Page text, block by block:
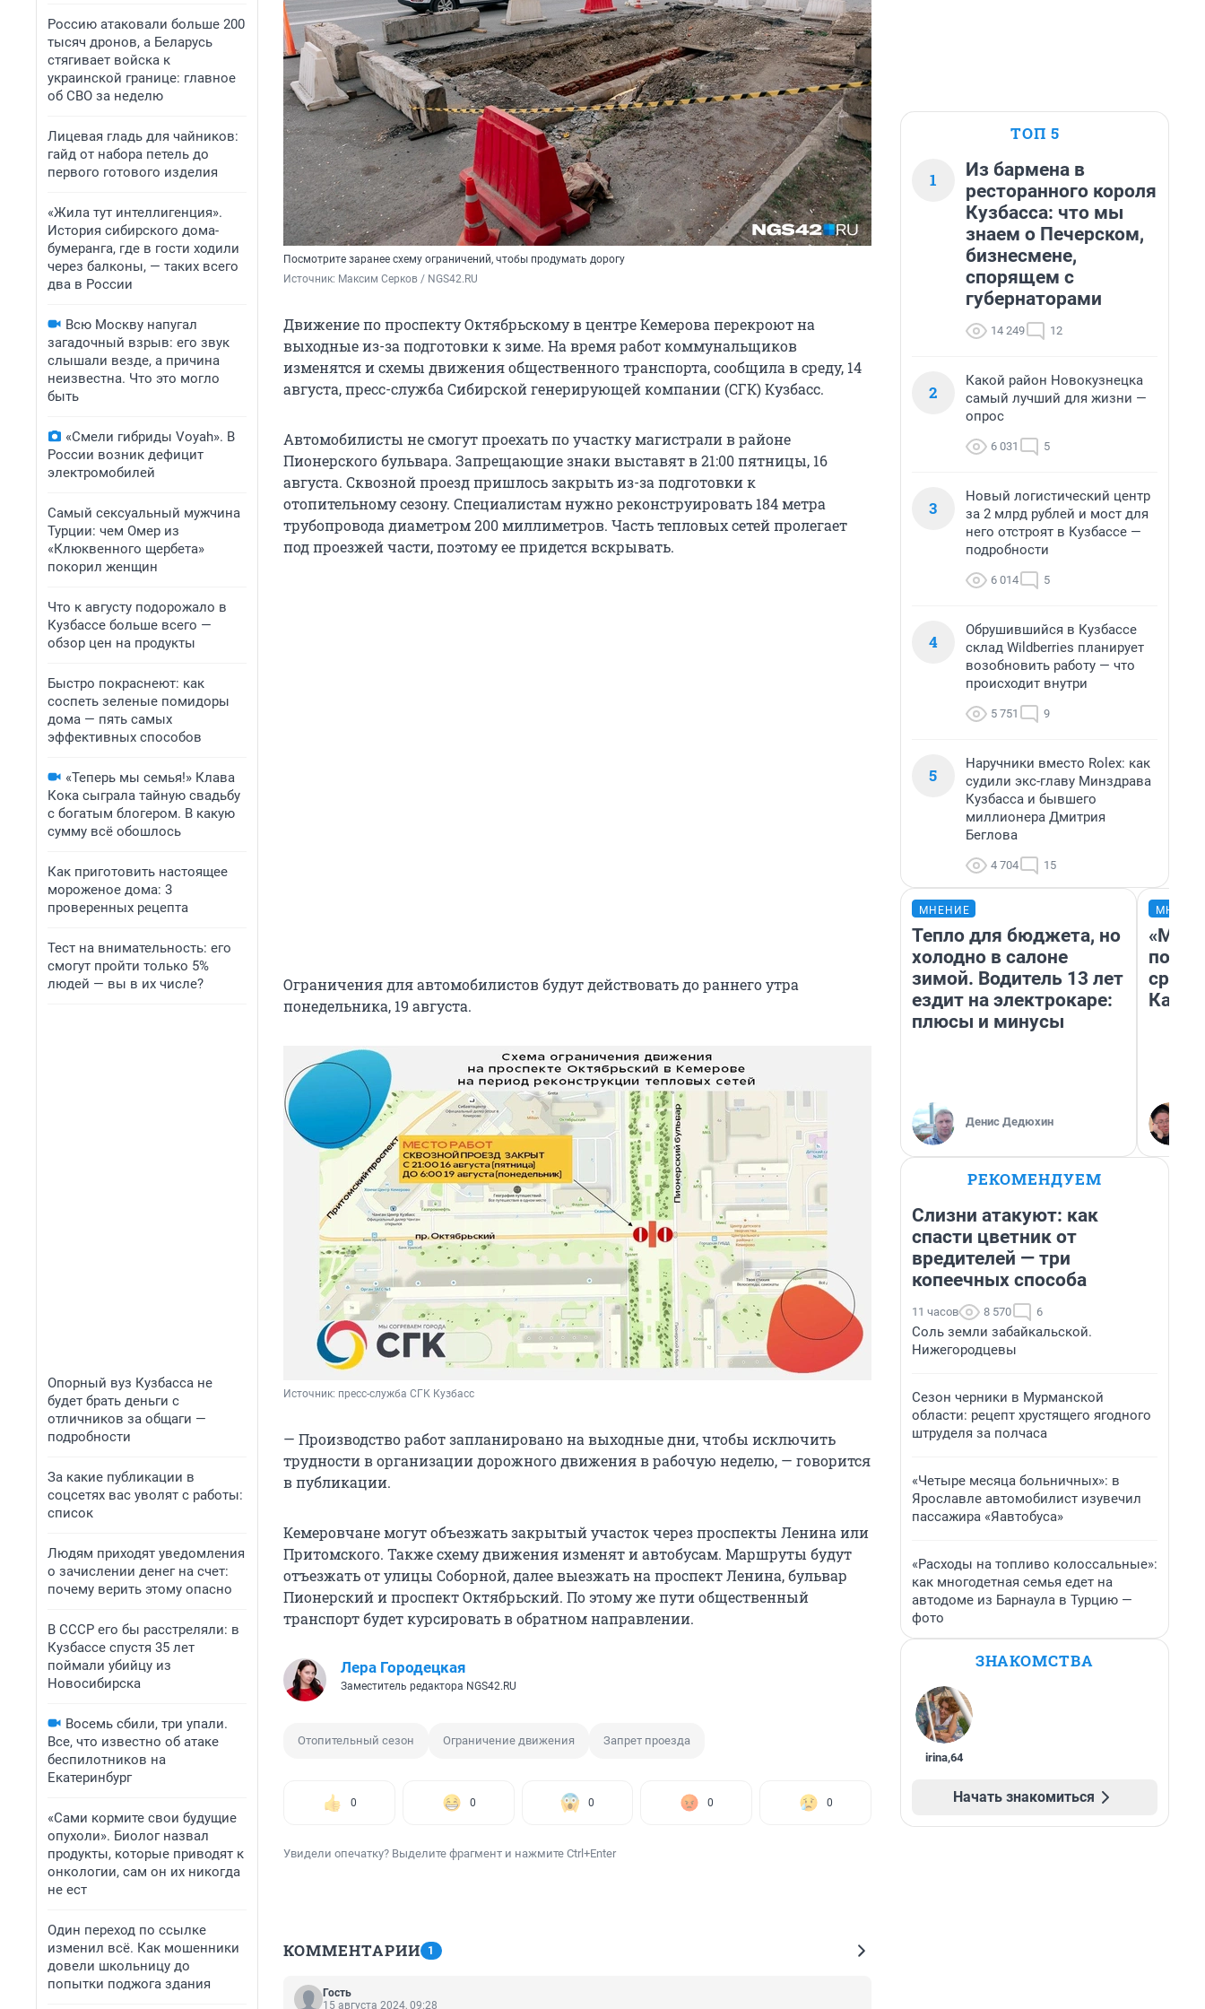
Россию атаковали больше 200
тысяч дронов, а Беларусь
стягивает войска к
украинской границе: главное
об СВО за неделю
Лицевая гладь для чайников:
гайд от набора петель до
первого готового изделия
«Жила тут интеллигенция».
История сибирского дома-
бумеранга, где в гости ходили
через балконы, — таких всего
два в России
Всю Москву напугал
загадочный взрыв: его звук
слышали везде, а причина
неизвестна. Что это могло
быть
«Смели гибриды Voyah». В
России возник дефицит
электромобилей
Самый сексуальный мужчина
Турции: чем Омер из
«Клюквенного щербета»
покорил женщин
Что к августу подорожало в
Кузбассе больше всего —
обзор цен на продукты
Быстро покраснеют: как
соспеть зеленые помидоры
дома — пять самых
эффективных способов
«Теперь мы семья!» Клава
Кока сыграла тайную свадьбу
с богатым блогером. В какую
сумму всё обошлось
Как приготовить настоящее
мороженое дома: 3
проверенных рецепта
Тест на внимательность: его
смогут пройти только 5%
людей — вы в их числе?
Опорный вуз Кузбасса не
будет брать деньги с
отличников за общаги —
подробности
За какие публикации в
соцсетях вас уволят с работы:
список
Людям приходят уведомления
о зачислении денег на счет:
почему верить этому опасно
В СССР его бы расстреляли: в
Кузбассе спустя 35 лет
поймали убийцу из
Новосибирска
Восемь сбили, три упали.
Все, что известно об атаке
беспилотников на
Екатеринбург
«Сами кормите свои будущие
опухоли». Биолог назвал
продукты, которые приводят к
онкологии, сам он их никогда
не ест
Один переход по ссылке
изменил всё. Как мошенники
довели школьницу до
попытки поджога здания
Посмотрите заранее схему ограничений, чтобы продумать дорогу
Источник: Максим Серков / NGS42.RU
Движение по проспекту Октябрьскому в центре Кемерова перекроют на
выходные из-за подготовки к зиме. На время работ коммунальщиков
изменятся и схемы движения общественного транспорта, сообщила в среду, 14
августа, пресс-служба Сибирской генерирующей компании (СГК) Кузбасс.
Автомобилисты не смогут проехать по участку магистрали в районе
Пионерского бульвара. Запрещающие знаки выставят в 21:00 пятницы, 16
августа. Сквозной проезд пришлось закрыть из-за подготовки к
отопительному сезону. Специалистам нужно реконструировать 184 метра
трубопровода диаметром 200 миллиметров. Часть тепловых сетей пролегает
под проезжей части, поэтому ее придется вскрывать.
Ограничения для автомобилистов будут действовать до раннего утра
понедельника, 19 августа.
Источник: пресс-служба СГК Кузбасс
— Производство работ запланировано на выходные дни, чтобы исключить
трудности в организации дорожного движения в рабочую неделю, — говорится
в публикации.
Кемеровчане могут объезжать закрытый участок через проспекты Ленина или
Притомского. Также схему движения изменят и автобусам. Маршруты будут
отъезжать от улицы Соборной, далее выезжать на проспект Ленина, бульвар
Пионерский и проспект Октябрьский. По этому же пути общественный
транспорт будет курсировать в обратном направлении.
Лера Городецкая
Заместитель редактора NGS42.RU
Отопительный сезон Ограничение движения Запрет проезда
0 0 0 0 0
Увидели опечатку? Выделите фрагмент и нажмите Ctrl+Enter
КОММЕНТАРИИ 1
Гость
15 августа 2024, 09:28
ТОП 5
1
Из бармена в
ресторанного короля
Кузбасса: что мы
знаем о Печерском,
бизнесмене,
спорящем с
губернаторами
14 249 12
2
Какой район Новокузнецка
самый лучший для жизни —
опрос
6 031 5
3
Новый логистический центр
за 2 млрд рублей и мост для
него отстроят в Кузбассе —
подробности
6 014 5
4
Обрушившийся в Кузбассе
склад Wildberries планирует
возобновить работу — что
происходит внутри
5 751 9
5
Наручники вместо Rolex: как
судили экс-главу Минздрава
Кузбасса и бывшего
миллионера Дмитрия
Беглова
4 704 15
МНЕНИЕ
Тепло для бюджета, но
холодно в салоне
зимой. Водитель 13 лет
ездит на электрокаре:
плюсы и минусы
Денис Дедюхин
РЕКОМЕНДУЕМ
Слизни атакуют: как
спасти цветник от
вредителей — три
копеечных способа
11 часов 8 570 6
Соль земли забайкальской.
Нижегородцевы
Сезон черники в Мурманской
области: рецепт хрустящего ягодного
штруделя за полчаса
«Четыре месяца больничных»: в
Ярославле автомобилист изувечил
пассажира «Яавтобуса»
«Расходы на топливо колоссальные»:
как многодетная семья едет на
автодоме из Барнаула в Турцию —
фото
ЗНАКОМСТВА
irina,64
Начать знакомиться